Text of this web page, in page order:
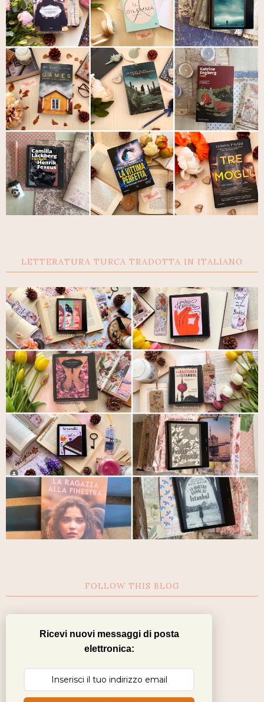
LETTERATURA TURCA TRADOTTA IN ITALIANO
FOLLOW THIS BLOG
Ricevi nuovi messaggi di posta
elettronica: